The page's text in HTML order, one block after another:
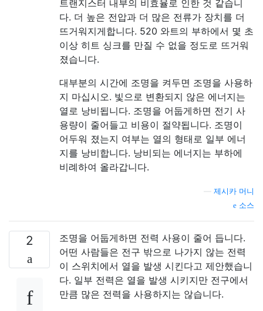
트랜지스터 내부의 비효율로 인한 것 같습니
다. 더 높은 전압과 더 많은 전류가 장치를 더
뜨거워지게합니다. 520 와트의 부하에서 몇 ​​초
이상 히트 싱크를 만질 수 없을 정도로 뜨거워
졌습니다.
대부분의 시간에 조명을 켜두면 조명을 사용하
지 마십시오. 빛으로 변환되지 않은 에너지는
열로 낭비됩니다. 조명을 어둡게하면 전기 사
용량이 줄어들고 비용이 절약됩니다. 조명이
어두워 졌는지 여부는 열의 형태로 일부 에너
지를 낭비합니다. 낭비되는 에너지는 부하에
비례하여 올라갑니다.
제시카 머니
소스
2
조명을 어둡게하면 전력 사용이 줄어 듭니다.
어떤 사람들은 전구 밖으로 나가지 않는 전력
이 스위치에서 열을 발생 시킨다고 제안했습니
다. 일부 전력은 열을 발생 시키지만 전구에서
만큼 많은 전력을 사용하지는 않습니다.